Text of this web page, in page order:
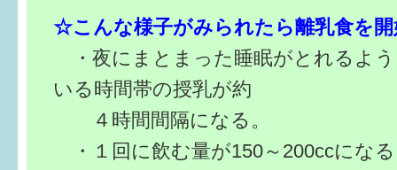
☆こんな様子がみられたら離乳食を
・夜にまとまった睡眠がとれるよ
いる時間帯の授乳が約
４時間間隔になる。
・１回に飲む量が150～200ccにな